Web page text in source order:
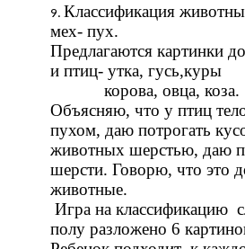
Классификация
мех- пух.
Предлагаются картинки
и птиц- утка, гусь,куры
корова, овца, коза.
Объясняю, что у птиц
пухом, даю потрогать
животных шерстью, даю
шерсти. Говорю, что это
животные.
Игра на классификацию
полу разложено 6